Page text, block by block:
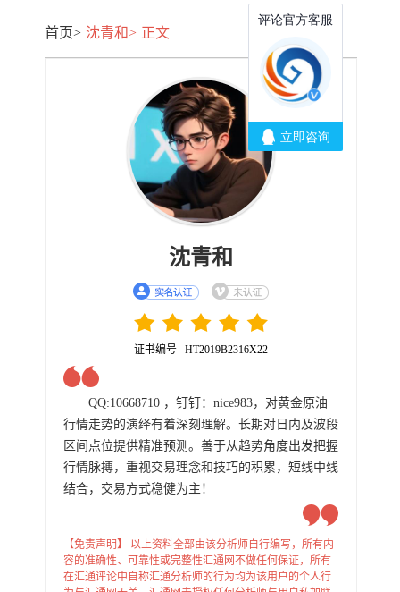
首页> 沈青和> 正文
沈青和
证书编号 HT2019B2316X22
QQ:10668710 ，钉钉：nice983，对黄金原油
行情走势的演绎有着深刻理解。长期对日内及波段
区间点位提供精准预测。善于从趋势角度出发把握
行情脉搏，重视交易理念和技巧的积累，短线中线
结合，交易方式稳健为主！
【免责声明】 以上资料全部由该分析师自行编写，所有内
容的准确性、可靠性或完整性汇通网不做任何保证，所有
在汇通评论中自称汇通分析师的行为均为该用户的个人行